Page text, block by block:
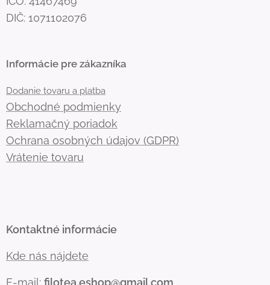
DIČ: 1071102076
Informácie pre zákazníka
Dodanie tovaru a platba
Obchodné podmienky
Reklamačný poriadok
Ochrana osobných údajov (GDPR)
Vrátenie tovaru
Kontaktné informácie
Kde nás nájdete
E-mail: filotea.eshop@gmail.com